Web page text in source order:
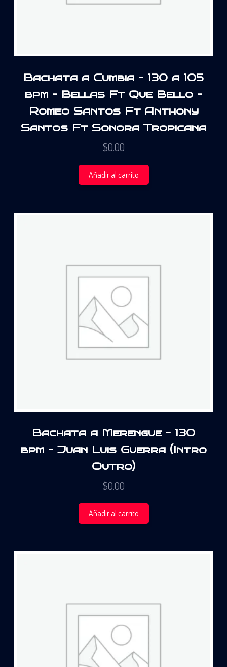
Bachata a Cumbia – 130 a 105
bpm – Bellas Ft Que Bello –
Romeo Santos Ft Anthony
Santos Ft Sonora Tropicana
$0.00
Añadir al carrito
Bachata a Merengue – 130
bpm – Juan Luis Guerra (Intro
Outro)
$0.00
Añadir al carrito